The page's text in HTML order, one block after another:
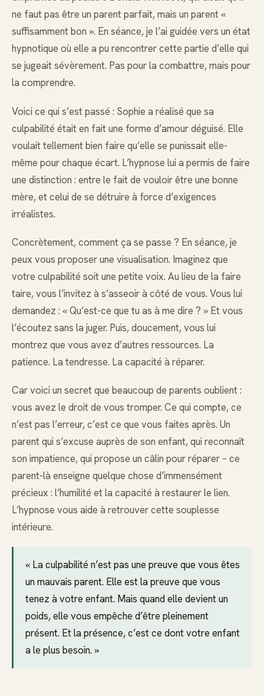
ne faut pas être un parent parfait, mais un parent «
suffisamment bon ». En séance, je l’ai guidée vers un état
hypnotique où elle a pu rencontrer cette partie d’elle qui
se jugeait sévèrement. Pas pour la combattre, mais pour
la comprendre.
Voici ce qui s’est passé : Sophie a réalisé que sa
culpabilité était en fait une forme d’amour déguisé. Elle
voulait tellement bien faire qu’elle se punissait elle-
même pour chaque écart. L’hypnose lui a permis de faire
une distinction : entre le fait de vouloir être une bonne
mère, et celui de se détruire à force d’exigences
irréalistes.
Concrètement, comment ça se passe ? En séance, je
peux vous proposer une visualisation. Imaginez que
votre culpabilité soit une petite voix. Au lieu de la faire
taire, vous l’invitez à s’asseoir à côté de vous. Vous lui
demandez : « Qu’est-ce que tu as à me dire ? » Et vous
l’écoutez sans la juger. Puis, doucement, vous lui
montrez que vous avez d’autres ressources. La
patience. La tendresse. La capacité à réparer.
Car voici un secret que beaucoup de parents oublient :
vous avez le droit de vous tromper. Ce qui compte, ce
n’est pas l’erreur, c’est ce que vous faites après. Un
parent qui s’excuse auprès de son enfant, qui reconnaît
son impatience, qui propose un câlin pour réparer – ce
parent-là enseigne quelque chose d’immensément
précieux : l’humilité et la capacité à restaurer le lien.
L’hypnose vous aide à retrouver cette souplesse
intérieure.
« La culpabilité n’est pas une preuve que vous êtes
un mauvais parent. Elle est la preuve que vous
tenez à votre enfant. Mais quand elle devient un
poids, elle vous empêche d’être pleinement
présent. Et la présence, c’est ce dont votre enfant
a le plus besoin. »